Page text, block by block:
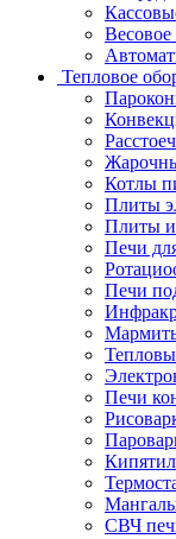
Весовое
Тепловое
Котлы
Плиты
Плиты
Печи
Печи
Печи
СВЧ